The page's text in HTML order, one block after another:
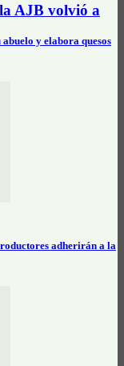
y elabora quesos
adherirán a la
la AJB volvió a